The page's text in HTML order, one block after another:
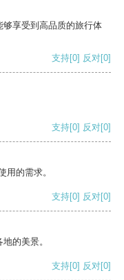
享受到高品质的旅行体
支持[0] 反对[0]
支持[0] 反对[0]
用的需求。
支持[0] 反对[0]
的美景。
支持[0] 反对[0]